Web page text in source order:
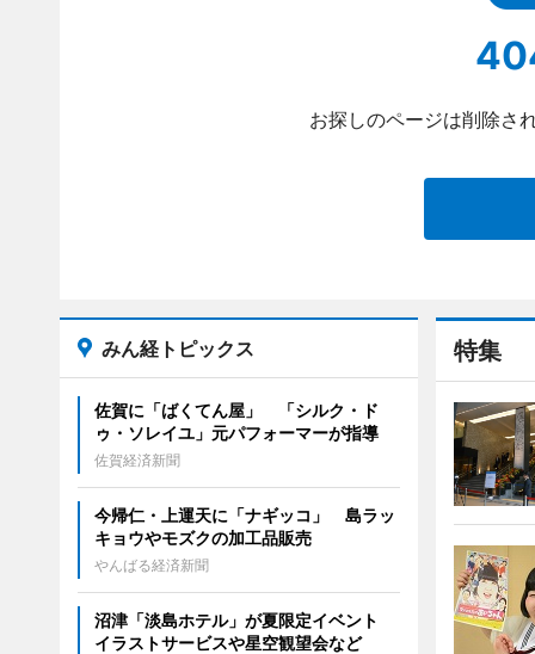
お探しのページは削除さ
特集
みん経トピックス
佐賀に「ばくてん屋」 「シルク・ド
ゥ・ソレイユ」元パフォーマーが指導
佐賀経済新聞
今帰仁・上運天に「ナギッコ」 島ラッ
キョウやモズクの加工品販売
やんばる経済新聞
沼津「淡島ホテル」が夏限定イベント
イラストサービスや星空観望会など